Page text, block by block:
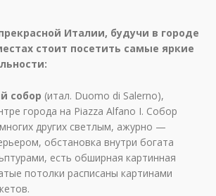
Италии, будучи в городе
стоит посетить самые яркие
собор (итал. Duomo di Salerno),
города на Piazza Alfano I. Собор
других светлым, ажурно —
обстановка внутри богата
есть обширная картинная
потолки расписаны картинами